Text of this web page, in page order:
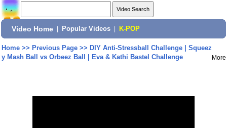
Video Home Popular Videos K-POP
Home>> Previous Page>> DIY Anti-Stressball Challenge | Squeez
y Mash Ball vs Orbeez Ball | Eva & Kathi Bastel Challenge
More